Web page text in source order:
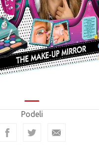
Podeli